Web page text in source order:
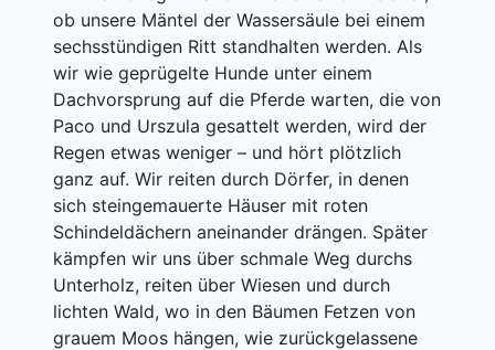
ob unsere Mäntel der Wassersäule bei einem
sechsstündigen Ritt standhalten werden. Als
wir wie geprügelte Hunde unter einem
Dachvorsprung auf die Pferde warten, die von
Paco und Urszula gesattelt werden, wird der
Regen etwas weniger – und hört plötzlich
ganz auf. Wir reiten durch Dörfer, in denen
sich steingemauerte Häuser mit roten
Schindeldächern aneinander drängen. Später
kämpfen wir uns über schmale Weg durchs
Unterholz, reiten über Wiesen und durch
lichten Wald, wo in den Bäumen Fetzen von
grauem Moos hängen, wie zurückgelassene